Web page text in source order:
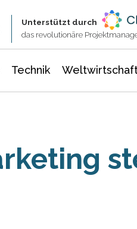
Unterstützt durch
das revolutionäre
Technik